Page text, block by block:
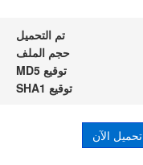
تم التحميل
حجم الملف
توقيع MD5
توقيع SHA1
تحميل الآن